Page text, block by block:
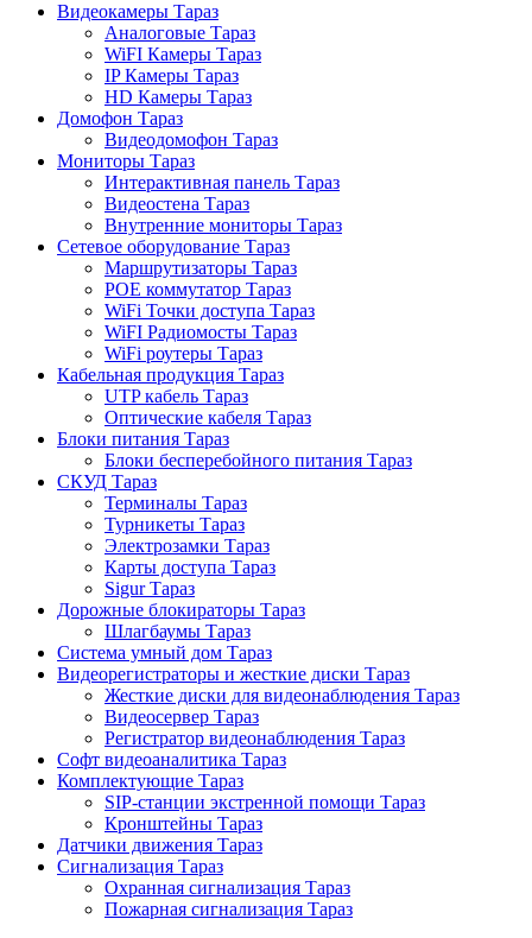
Видеокамеры Тараз
Аналоговые Тараз
WiFI Камеры Тараз
IP Камеры Тараз
HD Камеры Тараз
Домофон Тараз
Видеодомофон Тараз
Мониторы Тараз
Интерактивная панель Тараз
Видеостена Тараз
Внутренние мониторы Тараз
Сетевое оборудование Тараз
Маршрутизаторы Тараз
POE коммутатор Тараз
WiFi Точки доступа Тараз
WiFI Радиомосты Тараз
WiFi роутеры Тараз
Кабельная продукция Тараз
UTP кабель Тараз
Оптические кабеля Тараз
Блоки питания Тараз
Блоки бесперебойного питания Тараз
СКУД Тараз
Терминалы Тараз
Турникеты Тараз
Электрозамки Тараз
Карты доступа Тараз
Sigur Тараз
Дорожные блокираторы Тараз
Шлагбаумы Тараз
Система умный дом Тараз
Видеорегистраторы и жесткие диски Тараз
Жесткие диски для видеонаблюдения Тараз
Видеосервер Тараз
Регистратор видеонаблюдения Тараз
Софт видеоаналитика Тараз
Комплектующие Тараз
SIP-станции экстренной помощи Тараз
Кронштейны Тараз
Датчики движения Тараз
Сигнализация Тараз
Охранная сигнализация Тараз
Пожарная сигнализация Тараз